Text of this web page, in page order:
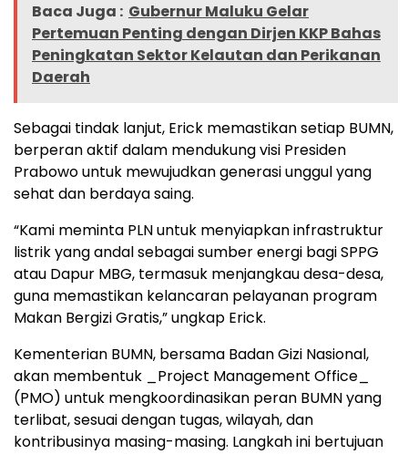
Baca Juga : Gubernur Maluku Gelar
Pertemuan Penting dengan Dirjen KKP Bahas
Peningkatan Sektor Kelautan dan Perikanan
Daerah
Sebagai tindak lanjut, Erick memastikan setiap BUMN,
berperan aktif dalam mendukung visi Presiden
Prabowo untuk mewujudkan generasi unggul yang
sehat dan berdaya saing.
“Kami meminta PLN untuk menyiapkan infrastruktur
listrik yang andal sebagai sumber energi bagi SPPG
atau Dapur MBG, termasuk menjangkau desa-desa,
guna memastikan kelancaran pelayanan program
Makan Bergizi Gratis,” ungkap Erick.
Kementerian BUMN, bersama Badan Gizi Nasional,
akan membentuk _Project Management Office_
(PMO) untuk mengkoordinasikan peran BUMN yang
terlibat, sesuai dengan tugas, wilayah, dan
kontribusinya masing-masing. Langkah ini bertujuan